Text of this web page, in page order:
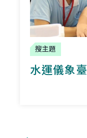
搜主題
水運儀象臺